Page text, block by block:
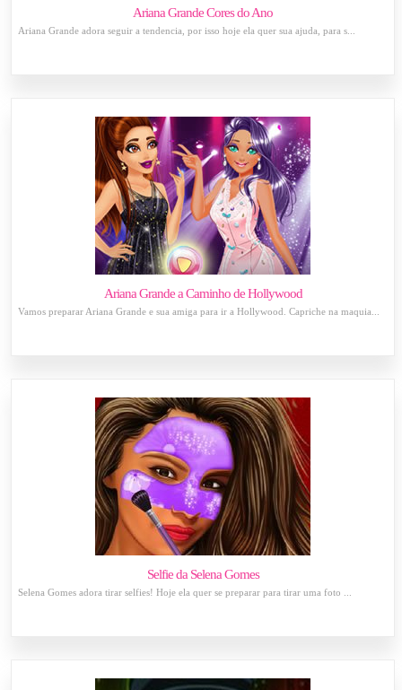
Ariana Grande Cores do Ano
Ariana Grande adora seguir a tendencia, por isso hoje ela quer sua ajuda, para s...
Ariana Grande a Caminho de Hollywood
Vamos preparar Ariana Grande e sua amiga para ir a Hollywood. Capriche na maquia...
Selfie da Selena Gomes
Selena Gomes adora tirar selfies! Hoje ela quer se preparar para tirar uma foto ...